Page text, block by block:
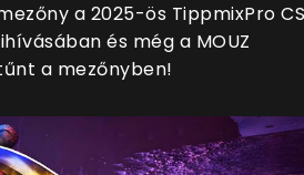
a 2025-ös TippmixPro
és még a MOUZ
a mezőnyben!